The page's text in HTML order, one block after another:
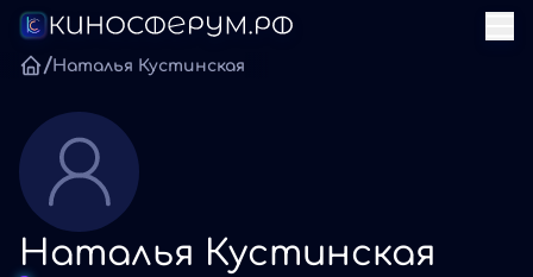
/Наталья Кустинская
Наталья Кустинская